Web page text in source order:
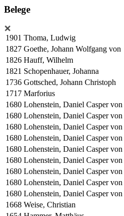
Belege
1901 Thoma, Ludwig
1827 Goethe, Johann Wolfgang von
1826 Hauff, Wilhelm
1821 Schopenhauer, Johanna
1736 Gottsched, Johann Christoph
1717 Marforius
1680 Lohenstein, Daniel Casper von
1680 Lohenstein, Daniel Casper von
1680 Lohenstein, Daniel Casper von
1680 Lohenstein, Daniel Casper von
1680 Lohenstein, Daniel Casper von
1680 Lohenstein, Daniel Casper von
1680 Lohenstein, Daniel Casper von
1680 Lohenstein, Daniel Casper von
1680 Lohenstein, Daniel Casper von
1668 Weise, Christian